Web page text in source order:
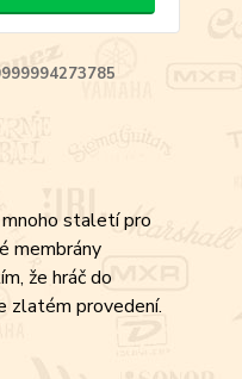
mnoho staletí pro
membrány
že hráč do
zlatém provedení.